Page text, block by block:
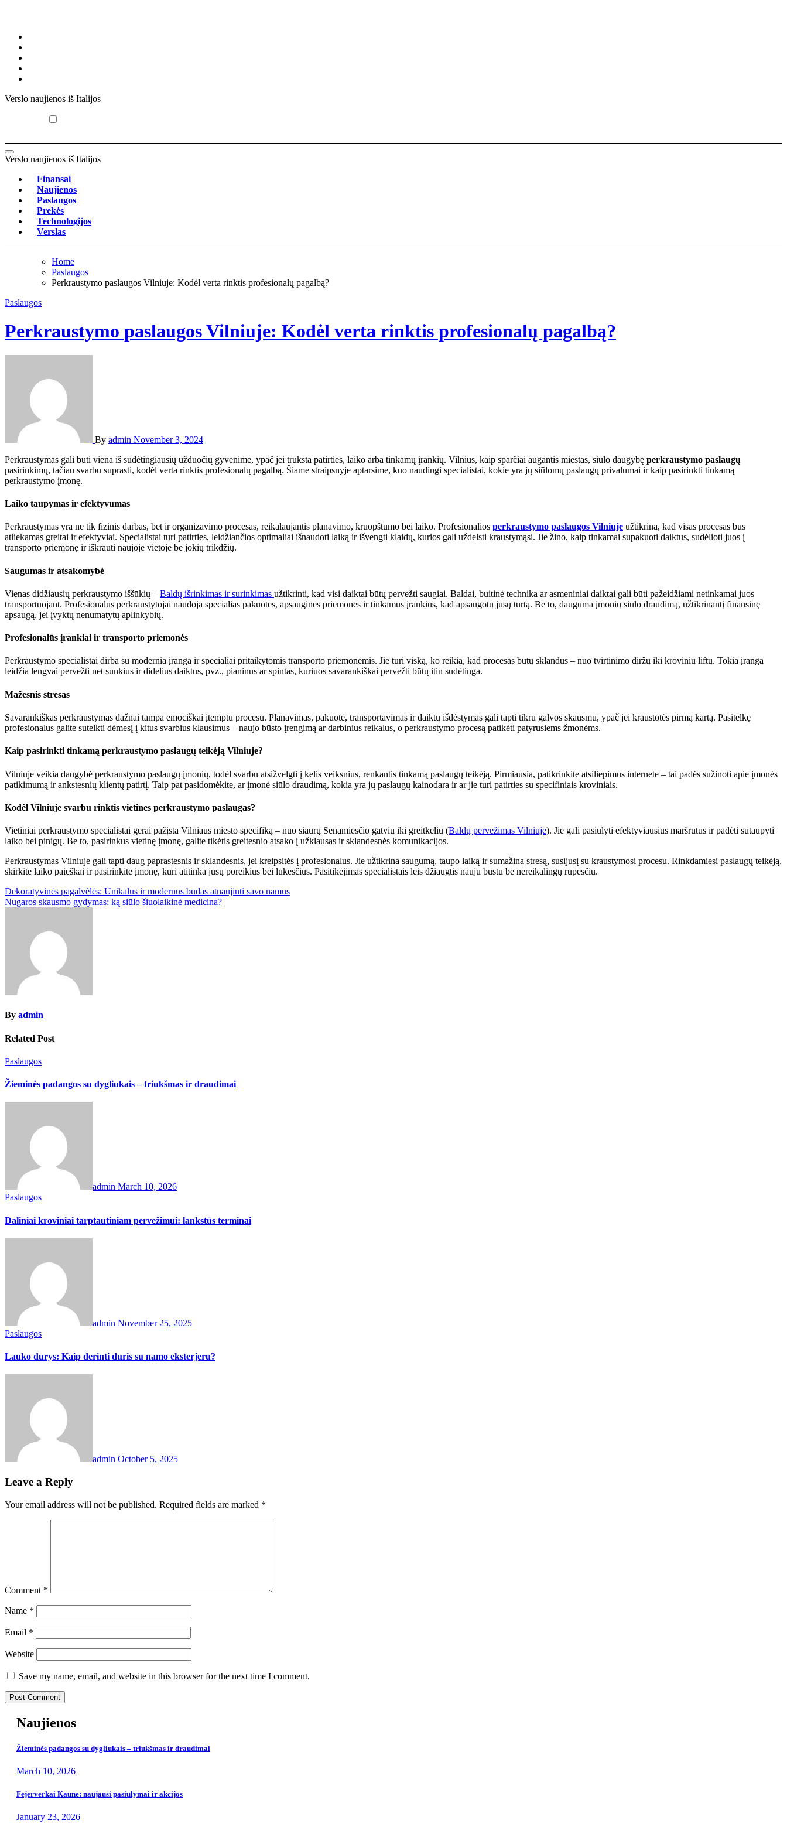
Verslo naujienos iš Italijos
Verslo naujienos iš Italijos
Finansai
Naujienos
Paslaugos
Prekės
Technologijos
Verslas
Home
Paslaugos
Perkraustymo paslaugos Vilniuje: Kodėl verta rinktis profesionalų pagalbą?
Paslaugos
Perkraustymo paslaugos Vilniuje: Kodėl verta rinktis profesionalų pagalbą?
By admin November 3, 2024
Perkraustymas gali būti viena iš sudėtingiausių užduočių gyvenime, ypač jei trūksta patirties, laiko arba tinkamų įrankių. Vilnius, kaip sparčiai augantis miestas, siūlo daugybę perkraustymo paslaugų
pasirinkimų, tačiau svarbu suprasti, kodėl verta rinktis profesionalų pagalbą. Šiame straipsnyje aptarsime, kuo naudingi specialistai, kokie yra jų siūlomų paslaugų privalumai ir kaip pasirinkti tinkamą
perkraustymo įmonę.
Laiko taupymas ir efektyvumas
Perkraustymas yra ne tik fizinis darbas, bet ir organizavimo procesas, reikalaujantis planavimo, kruopštumo bei laiko. Profesionalios perkraustymo paslaugos Vilniuje užtikrina, kad visas procesas bus
atliekamas greitai ir efektyviai. Specialistai turi patirties, leidžiančios optimaliai išnaudoti laiką ir išvengti klaidų, kurios gali uždelsti kraustymąsi. Jie žino, kaip tinkamai supakuoti daiktus, sudėlioti juos į
transporto priemonę ir iškrauti naujoje vietoje be jokių trikdžių.
Saugumas ir atsakomybė
Vienas didžiausių perkraustymo iššūkių – Baldų išrinkimas ir surinkimas užtikrinti, kad visi daiktai būtų pervežti saugiai. Baldai, buitinė technika ar asmeniniai daiktai gali būti pažeidžiami netinkamai juos
transportuojant. Profesionalūs perkraustytojai naudoja specialias pakuotes, apsaugines priemones ir tinkamus įrankius, kad apsaugotų jūsų turtą. Be to, dauguma įmonių siūlo draudimą, užtikrinantį finansinę
apsaugą, jei įvyktų nenumatytų aplinkybių.
Profesionalūs įrankiai ir transporto priemonės
Perkraustymo specialistai dirba su modernia įranga ir specialiai pritaikytomis transporto priemonėmis. Jie turi viską, ko reikia, kad procesas būtų sklandus – nuo tvirtinimo diržų iki krovinių liftų. Tokia įranga
leidžia lengvai pervežti net sunkius ir didelius daiktus, pvz., pianinus ar spintas, kuriuos savarankiškai pervežti būtų itin sudėtinga.
Mažesnis stresas
Savarankiškas perkraustymas dažnai tampa emociškai įtemptu procesu. Planavimas, pakuotė, transportavimas ir daiktų išdėstymas gali tapti tikru galvos skausmu, ypač jei kraustotės pirmą kartą. Pasitelkę
profesionalus galite sutelkti dėmesį į kitus svarbius klausimus – naujo būsto įrengimą ar darbinius reikalus, o perkraustymo procesą patikėti patyrusiems žmonėms.
Kaip pasirinkti tinkamą perkraustymo paslaugų teikėją Vilniuje?
Vilniuje veikia daugybė perkraustymo paslaugų įmonių, todėl svarbu atsižvelgti į kelis veiksnius, renkantis tinkamą paslaugų teikėją. Pirmiausia, patikrinkite atsiliepimus internete – tai padės sužinoti apie įmonės
patikimumą ir ankstesnių klientų patirtį. Taip pat pasidomėkite, ar įmonė siūlo draudimą, kokia yra jų paslaugų kainodara ir ar jie turi patirties su specifiniais kroviniais.
Kodėl Vilniuje svarbu rinktis vietines perkraustymo paslaugas?
Vietiniai perkraustymo specialistai gerai pažįsta Vilniaus miesto specifiką – nuo siaurų Senamiesčio gatvių iki greitkelių (Baldų pervežimas Vilniuje). Jie gali pasiūlyti efektyviausius maršrutus ir padėti sutaupyti
laiko bei pinigų. Be to, pasirinkus vietinę įmonę, galite tikėtis greitesnio atsako į užklausas ir sklandesnės komunikacijos.
Perkraustymas Vilniuje gali tapti daug paprastesnis ir sklandesnis, jei kreipsitės į profesionalus. Jie užtikrina saugumą, taupo laiką ir sumažina stresą, susijusį su kraustymosi procesu. Rinkdamiesi paslaugų teikėją,
skirkite laiko paieškai ir pasirinkite įmonę, kuri atitinka jūsų poreikius bei lūkesčius. Pasitikėjimas specialistais leis džiaugtis nauju būstu be nereikalingų rūpesčių.
Post
navigation
Dekoratyvinės pagalvėlės: Unikalus ir modernus būdas atnaujinti savo namus
Nugaros skausmo gydymas: ką siūlo šiuolaikinė medicina?
By admin
Related Post
Paslaugos
Žieminės padangos su dygliukais – triukšmas ir draudimai
admin March 10, 2026
Paslaugos
Daliniai kroviniai tarptautiniam pervežimui: lankstūs terminai
admin November 25, 2025
Paslaugos
Lauko durys: Kaip derinti duris su namo eksterjeru?
admin October 5, 2025
Leave a Reply
Your email address will not be published. Required fields are marked *
Comment *
Name *
Email *
Website
Save my name, email, and website in this browser for the next time I comment.
Naujienos
Žieminės padangos su dygliukais – triukšmas ir draudimai
March 10, 2026
Fejerverkai Kaune: naujausi pasiūlymai ir akcijos
January 23, 2026